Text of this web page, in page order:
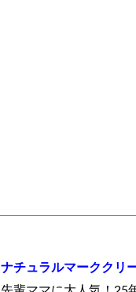
ナチュラルマーククリ